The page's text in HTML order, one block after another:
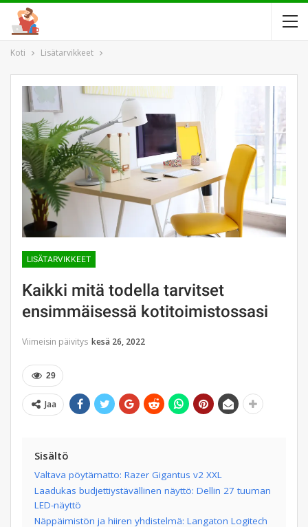
Koti Lisätarvikkeet
LISÄTARVIKKEET
Kaikki mitä todella tarvitset
ensimmäisessä kotitoimistossasi
Viimeisin päivitys kesä 26, 2022
29
Jaa
Sisältö
Valtava pöytämatto: Razer Gigantus v2 XXL
Laadukas budjettiystävällinen näyttö: Dellin 27 tuuman
LED-näyttö
Näppäimistön ja hiiren yhdistelmä: Langaton Logitech